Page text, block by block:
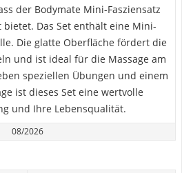
der Bodymate Mini-Fasziensatz
Das Set enthält eine Mini-
Die glatte Oberfläche fördert die
und ist ideal für die Massage am
speziellen Übungen und einem
ist dieses Set eine wertvolle
und Ihre Lebensqualität.
08/2026